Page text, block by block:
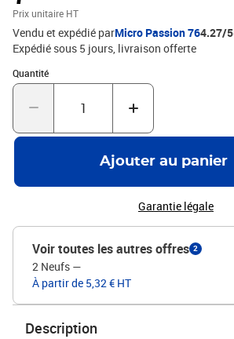
Prix unitaire HT
Vendu et expédié parMicro Passion 764.27/5
Expédié sous 5 jours livraison offerte
Quantité
Quantité : 1
Ajouter au panier
Garantie légale
Voir toutes les autres offres 2
2 Neufs —
À partir de 5,32 € HT
Description